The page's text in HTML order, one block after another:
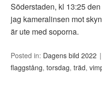
Söderstaden, kl 13:25
jag kameralinsen mot
är ute med soporna.
Posted in: Dagens bild 2022
flaggstång,torsdag,träd,